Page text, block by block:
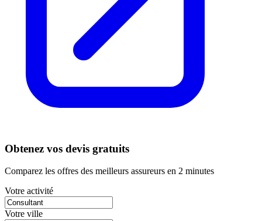
Obtenez vos devis gratuits
Comparez les offres des meilleurs assureurs en 2 minutes
Votre activité
Votre ville